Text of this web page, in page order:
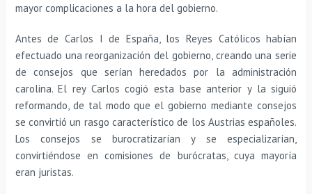
mayor complicaciones a la hora del gobierno.
Antes de Carlos I de España, los Reyes Católicos habían
efectuado una reorganización del gobierno, creando una serie
de consejos que serían heredados por la administración
carolina. El rey Carlos cogió esta base anterior y la siguió
reformando, de tal modo que el gobierno mediante consejos
se convirtió un rasgo característico de los Austrias españoles.
Los consejos se burocratizarían y se especializarían,
convirtiéndose en comisiones de burócratas, cuya mayoría
eran juristas.